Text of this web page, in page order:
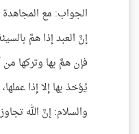
الجواب: مع
إنَّ العبد إذا همَّ
فإن همَّ بها وتركها من
يُؤخذ بها إلا إذا
والسلام: إنَّ الله